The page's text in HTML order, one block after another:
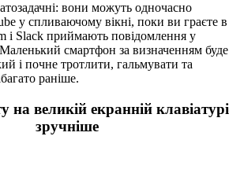
вони можуть одночасно
у спливаючому вікні, поки ви граєте в
і Slack приймають повідомлення у
смартфон за визначенням буде
і почне тротлити, гальмувати та
раніше.
на великій екранній клавіатурі
зручніше